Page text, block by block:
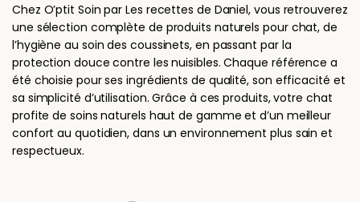
Chez O’ptit Soin par Les recettes de Daniel, vous retrouverez
une sélection complète de produits naturels pour chat, de
l’hygiène au soin des coussinets, en passant par la
protection douce contre les nuisibles. Chaque référence a
été choisie pour ses ingrédients de qualité, son efficacité et
sa simplicité d’utilisation. Grâce à ces produits, votre chat
profite de soins naturels haut de gamme et d’un meilleur
confort au quotidien, dans un environnement plus sain et
respectueux.